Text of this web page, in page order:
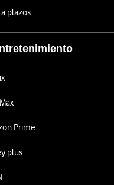
plazos
Prime
plus